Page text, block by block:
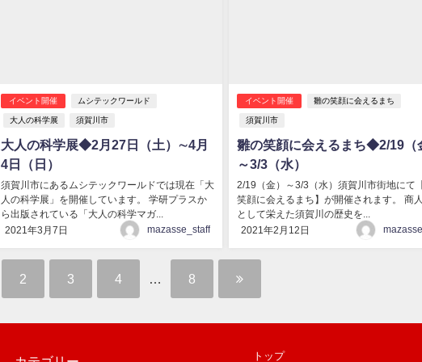
イベント開催 ムシテックワールド
大人の科学展 須賀川市
大人の科学展◆2月27日（土）∼4月
4日（日）
須賀川市にあるムシテックワールドでは現在「大
人の科学展」を開催しています。 学研プラスか
ら出版されている「大人の科学マガ...
2021年3月7日
mazasse_staff
イベント開催 雛の笑顔に会えるまち
須賀川市
雛の笑顔に会えるまち◆2/19（
～3/3（水）
2/19（金）～3/3（水）須賀川市街地にて
笑顔に会えるまち】が開催されます。 商
として栄えた須賀川の歴史を...
2021年2月12日
2 3 4 8
トップ